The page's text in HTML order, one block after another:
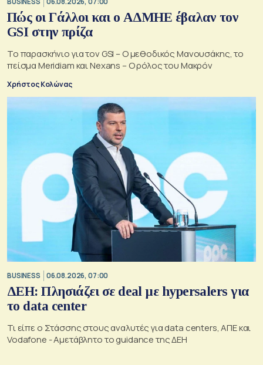
Πώς οι Γάλλοι και ο ΑΔΜΗΕ έβαλαν τον
GSI στην πρίζα
Το παρασκήνιο για τον GSI – Ο μεθοδικός Μανουσάκης, το
πείσμα Meridiam και Nexans – Ο ρόλος του Μακρόν
Χρήστος Κολώνας
BUSINESS 06.08.2026, 07:00
ΔΕΗ: Πλησιάζει σε deal με hypersalers για
το data center
Τι είπε ο Στάσσης στους αναλυτές για data centers, ΑΠΕ και
Vodafone - Αμετάβλητο το guidance της ΔΕΗ